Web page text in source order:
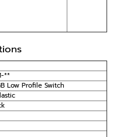
**
Low Profile Switch